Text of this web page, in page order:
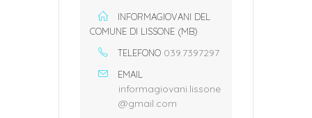
INFORMAGIOVANI DEL
COMUNE DI LISSONE (MB)
TELEFONO 039.7397297
EMAIL
informagiovani.lissone
@gmail.com